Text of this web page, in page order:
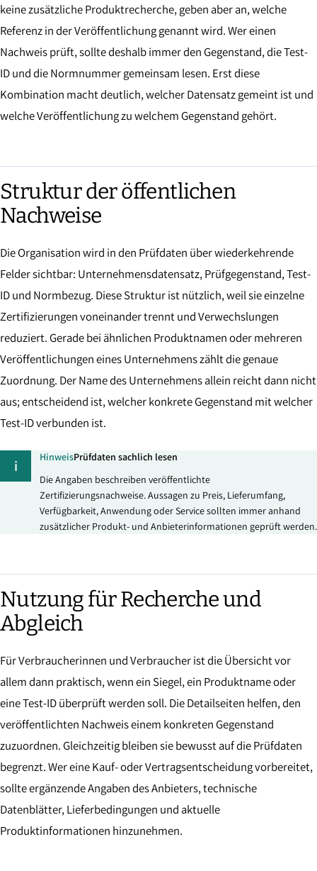
keine zusätzliche Produktrecherche, geben aber an, welche
Referenz in der Veröffentlichung genannt wird. Wer einen
Nachweis prüft, sollte deshalb immer den Gegenstand, die Test-
ID und die Normnummer gemeinsam lesen. Erst diese
Kombination macht deutlich, welcher Datensatz gemeint ist und
welche Veröffentlichung zu welchem Gegenstand gehört.
Struktur der öffentlichen
Nachweise
Die Organisation wird in den Prüfdaten über wiederkehrende
Felder sichtbar: Unternehmensdatensatz, Prüfgegenstand, Test-
ID und Normbezug. Diese Struktur ist nützlich, weil sie einzelne
Zertifizierungen voneinander trennt und Verwechslungen
reduziert. Gerade bei ähnlichen Produktnamen oder mehreren
Veröffentlichungen eines Unternehmens zählt die genaue
Zuordnung. Der Name des Unternehmens allein reicht dann nicht
aus; entscheidend ist, welcher konkrete Gegenstand mit welcher
Test-ID verbunden ist.
i HinweisPrüfdaten sachlich lesen
Die Angaben beschreiben veröffentlichte
Zertifizierungsnachweise. Aussagen zu Preis, Lieferumfang,
Verfügbarkeit, Anwendung oder Service sollten immer anhand
zusätzlicher Produkt- und Anbieterinformationen geprüft werden.
Nutzung für Recherche und
Abgleich
Für Verbraucherinnen und Verbraucher ist die Übersicht vor
allem dann praktisch, wenn ein Siegel, ein Produktname oder
eine Test-ID überprüft werden soll. Die Detailseiten helfen, den
veröffentlichten Nachweis einem konkreten Gegenstand
zuzuordnen. Gleichzeitig bleiben sie bewusst auf die Prüfdaten
begrenzt. Wer eine Kauf- oder Vertragsentscheidung vorbereitet,
sollte ergänzende Angaben des Anbieters, technische
Datenblätter, Lieferbedingungen und aktuelle
Produktinformationen hinzunehmen.